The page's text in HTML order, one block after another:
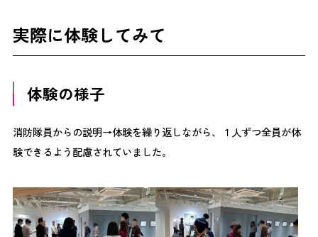
実際に体験してみて
体験の様子
消防隊員からの説明→体験を繰り返しながら、１人ずつ全員が体
験できるよう配慮されていました。